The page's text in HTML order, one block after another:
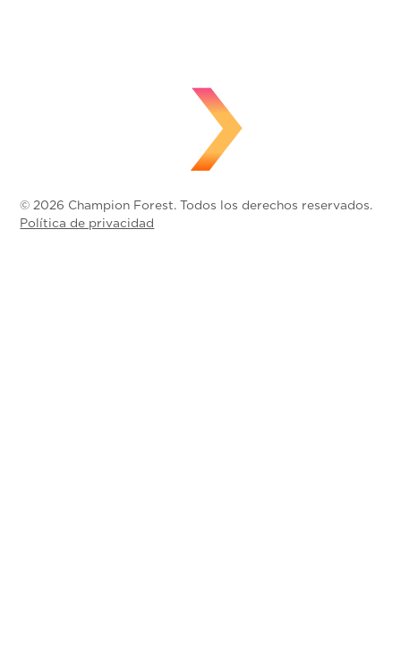
© 2026 Champion Forest. Todos los derechos reservados.
Política de privacidad